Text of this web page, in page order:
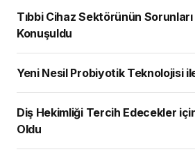
Tıbbi Cihaz Sektörünün
Konuşuldu
Yeni Nesil Probiyotik Teknolojisi
Diş Hekimliği Tercih Edecekler için Kontenjanlar
Oldu